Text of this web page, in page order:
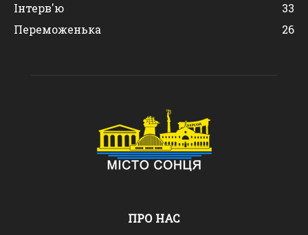
Інтерв'ю
33
Переможенька
26
ПРО НАС